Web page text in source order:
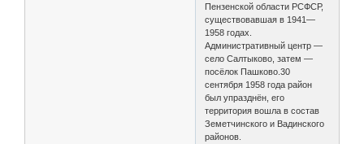
Пензенской области РСФСР,
существовавшая в 1941—
1958 годах.
Административный центр —
село Салтыково, затем —
посёлок Пашково.30
сентября 1958 года район
был упразднён, его
территория вошла в состав
Земетчинского и Вадинского
районов.